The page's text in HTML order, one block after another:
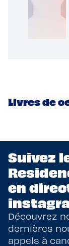
Livres de
Suivez
en
Découvrez
dernières
appels à